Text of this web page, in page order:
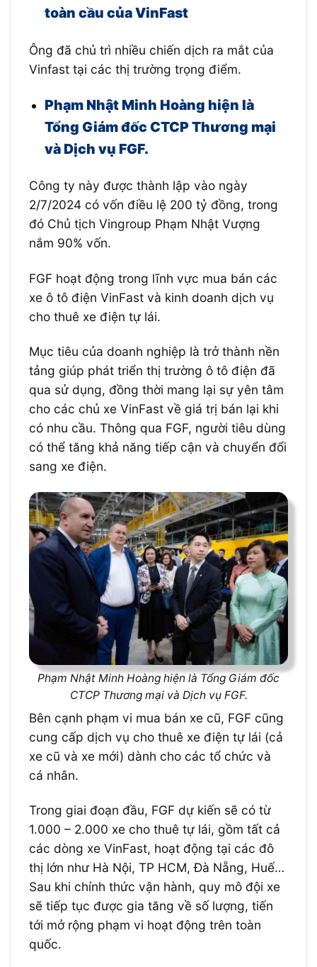
toàn cầu của VinFast
Ông đã chủ trì nhiều chiến dịch ra mắt của
Vinfast tại các thị trường trọng điểm.
Phạm Nhật Minh Hoàng hiện là
Tổng Giám đốc CTCP Thương mại
và Dịch vụ FGF.
Công ty này được thành lập vào ngày
2/7/2024 có vốn điều lệ 200 tỷ đồng, trong
đó Chủ tịch Vingroup Phạm Nhật Vượng
nắm 90% vốn.
FGF hoạt động trong lĩnh vực mua bán các
xe ô tô điện VinFast và kinh doanh dịch vụ
cho thuê xe điện tự lái.
Mục tiêu của doanh nghiệp là trở thành nền
tảng giúp phát triển thị trường ô tô điện đã
qua sử dụng, đồng thời mang lại sự yên tâm
cho các chủ xe VinFast về giá trị bán lại khi
có nhu cầu. Thông qua FGF, người tiêu dùng
có thể tăng khả năng tiếp cận và chuyển đổi
sang xe điện.
Phạm Nhật Minh Hoàng hiện là Tổng Giám đốc
CTCP Thương mại và Dịch vụ FGF.
Bên cạnh phạm vi mua bán xe cũ, FGF cũng
cung cấp dịch vụ cho thuê xe điện tự lái (cả
xe cũ và xe mới) dành cho các tổ chức và
cá nhân.
Trong giai đoạn đầu, FGF dự kiến sẽ có từ
1.000 – 2.000 xe cho thuê tự lái, gồm tất cả
các dòng xe VinFast, hoạt động tại các đô
thị lớn như Hà Nội, TP HCM, Đà Nẵng, Huế…
Sau khi chính thức vận hành, quy mô đội xe
sẽ tiếp tục được gia tăng về số lượng, tiến
tới mở rộng phạm vi hoạt động trên toàn
quốc.